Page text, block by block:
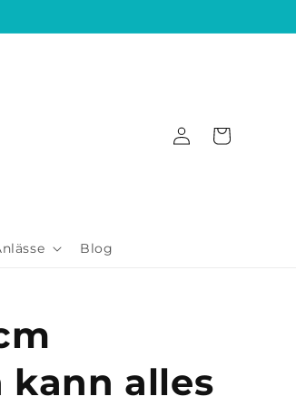
Blog
Einloggen
Warenkorb
kann alles